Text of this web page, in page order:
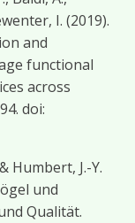
I. (2019).
and
functional
across
doi:
Humbert, J.-Y.
und
Qualität.